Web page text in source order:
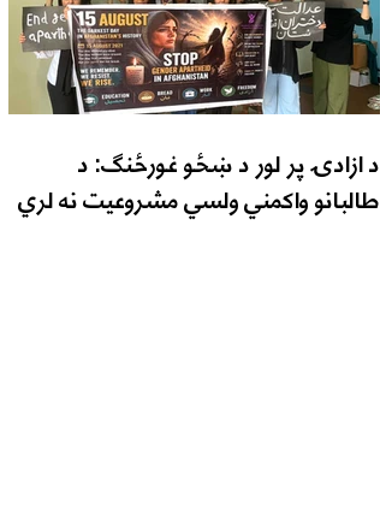
د ازادۍ پر لور د ښځو غورځنګ: د
طالبانو واکمني ولسي مشروعیت نه لري